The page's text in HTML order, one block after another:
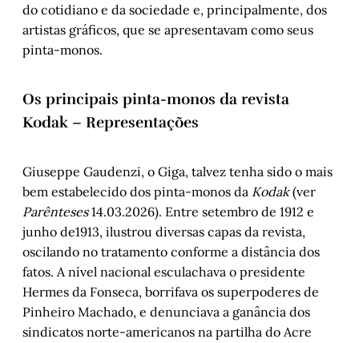
do cotidiano e da sociedade e, principalmente, dos
artistas gráficos, que se apresentavam como seus
pinta-monos.
Os principais pinta-monos da revista
Kodak – Representações
Giuseppe Gaudenzi, o Giga, talvez tenha sido o mais
bem estabelecido dos pinta-monos da Kodak(ver
Parênteses14.03.2026). Entre setembro de 1912 e
junho de1913, ilustrou diversas capas da revista,
oscilando no tratamento conforme a distância dos
fatos. A nível nacional esculachava o presidente
Hermes da Fonseca, borrifava os superpoderes de
Pinheiro Machado, e denunciava a ganância dos
sindicatos norte-americanos na partilha do Acre